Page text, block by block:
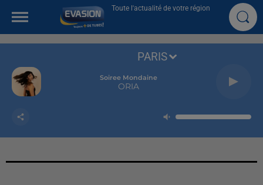
Toute l'actualité de votre région
Soiree Mondaine
ORIA
PARIS